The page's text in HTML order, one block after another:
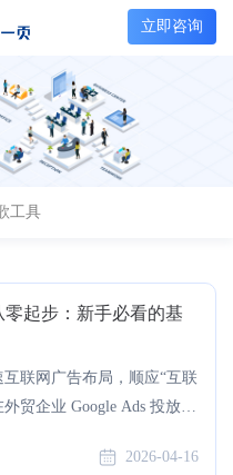
立即咨询
工具
零起步：新手必看的基
联网广告布局，顺应“互联
贸企业 Google Ads 投放的
常见的投放难题主要集中
2026-04-16